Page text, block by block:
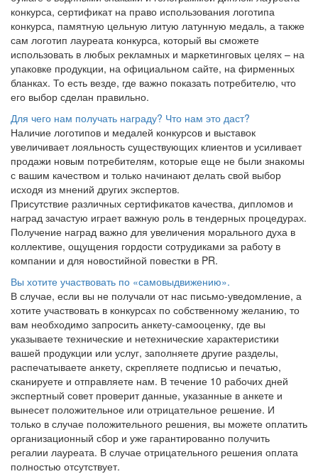
конкурса, сертификат на право использования логотипа
конкурса, памятную цельную литую латунную медаль, а также
сам логотип лауреата конкурса, который вы сможете
использовать в любых рекламных и маркетинговых целях – на
упаковке продукции, на официальном сайте, на фирменных
бланках. То есть везде, где важно показать потребителю, что
его выбор сделан правильно.
Для чего нам получать награду? Что нам это даст?
Наличие логотипов и медалей конкурсов и выставок
увеличивает лояльность существующих клиентов и усиливает
продажи новым потребителям, которые еще не были знакомы
с вашим качеством и только начинают делать свой выбор
исходя из мнений других экспертов.
Присутствие различных сертификатов качества, дипломов и
наград зачастую играет важную роль в тендерных процедурах.
Получение наград важно для увеличения морального духа в
коллективе, ощущения гордости сотрудиками за работу в
компании и для новостийной повестки в PR.
Вы хотите участвовать по «самовыдвижению».
В случае, если вы не получали от нас письмо-уведомление, а
хотите участвовать в конкурсах по собственному желанию, то
вам необходимо запросить анкету-самооценку, где вы
указываете технические и нетехнические характеристики
вашей продукции или услуг, заполняете другие разделы,
распечатываете анкету, скрепляете подписью и печатью,
сканируете и отправляете нам. В течение 10 рабочих дней
экспертный совет проверит данные, указанные в анкете и
вынесет положительное или отрицательное решение. И
только в случае положительного решения, вы можете оплатить
организационный сбор и уже гарантированно получить
регалии лауреата. В случае отрицательного решения оплата
полностью отсутствует.